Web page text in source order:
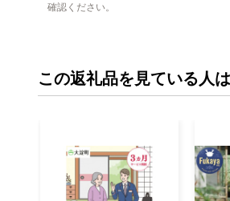
確認ください。
この返礼品を見ている人